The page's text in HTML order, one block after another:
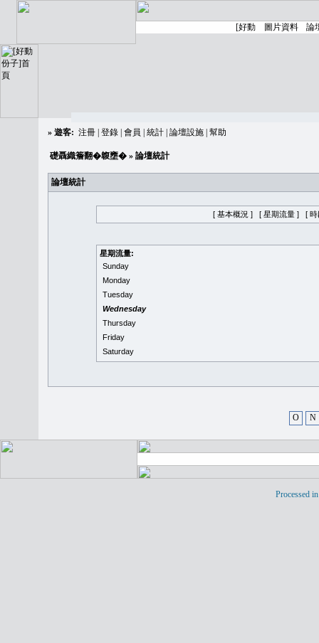
» 遊客: 注冊 登錄 會員 統計 論壇設施 幫助
礎聶織簷翻�䪖壅� » 論壇統計
論壇統計
[ 基本概況 ] [ 星期流量 ] [ 時
星期流量:
Sunday
Monday
Tuesday
Wednesday
Thursday
Friday
Saturday
O N
Processed